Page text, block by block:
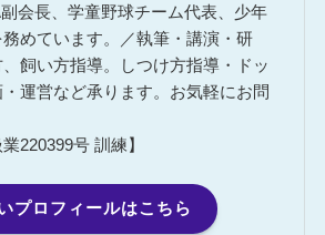
会長、学童野球チーム代表、少年
めています。／執筆・講演・研
飼い方指導。しつけ方指導・ドッ
運営など承ります。お気軽にお問
220399号 訓練】
プロフィールはこちら